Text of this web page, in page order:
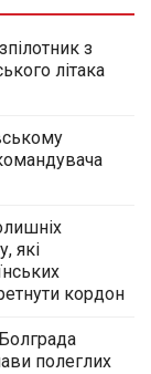
з
літака
які
кордон
полеглих